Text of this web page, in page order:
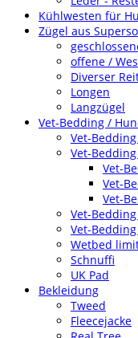
Kühlwesten für
Zügel aus
offene /
Diverser
Longen
Langzügel
Vet-Bedding /
Vet-
Vet-
Vet-
Vet-
Vet-
Vet-
Vet-Bedding
Wetbed
Schnuffi
UK Pad
Bekleidung
Tweed
Fleecejacke